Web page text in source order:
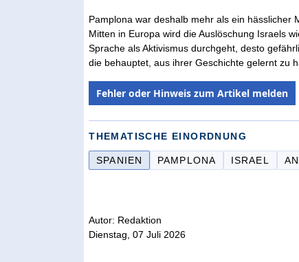
Pamplona war deshalb mehr als ein hässlicher
Mitten in Europa wird die Auslöschung Israels
Sprache als Aktivismus durchgeht, desto
die behauptet, aus ihrer Geschichte gelernt zu
Fehler oder Hinweis zum Artikel melden
THEMATISCHE EINORDNUNG
SPANIEN PAMPLONA ISRAEL
Autor: Redaktion
Dienstag, 07 Juli 2026